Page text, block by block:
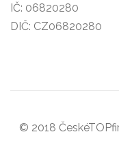
IČ: 06820280
DIČ: CZ06820280
© 2018